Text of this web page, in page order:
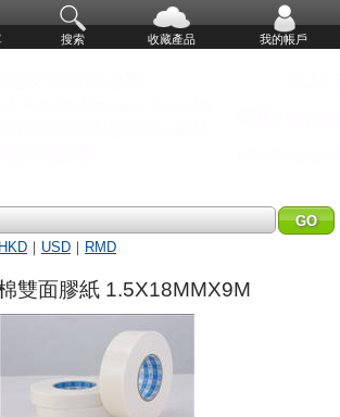
搜索 收藏產品 我的帳戶
HKD ｜ USD ｜ RMD
雙面膠紙 1.5X18MMX9M